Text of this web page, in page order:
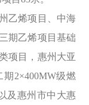
乙烯项目、中海
期乙烯项目基础
项目，惠州大亚
2×400MW级燃
及惠州市中大惠